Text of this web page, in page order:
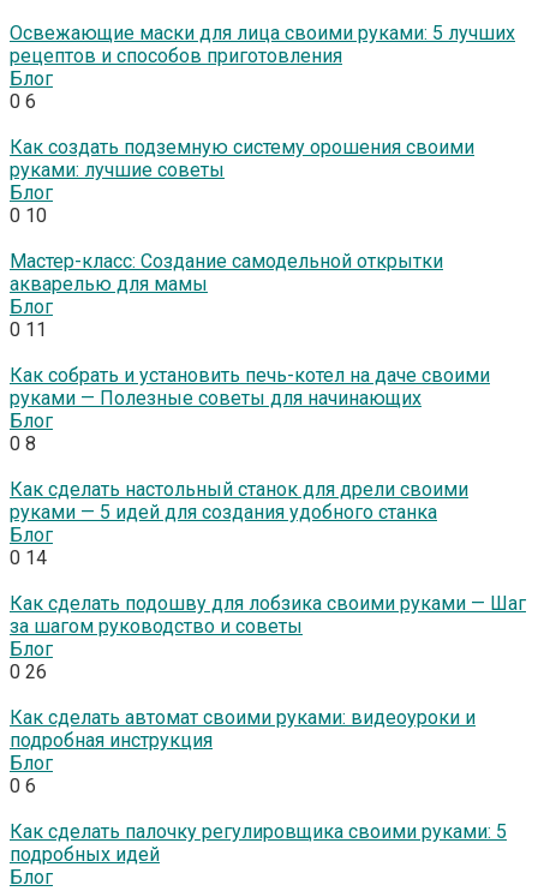
Освежающие маски для лица своими руками: 5 лучших
рецептов и способов приготовления
Блог
0 6
Как создать подземную систему орошения своими
руками: лучшие советы
Блог
0 10
Мастер-класс: Создание самодельной открытки
акварелью для мамы
Блог
0 11
Как собрать и установить печь-котел на даче своими
руками — Полезные советы для начинающих
Блог
0 8
Как сделать настольный станок для дрели своими
руками — 5 идей для создания удобного станка
Блог
0 14
Как сделать подошву для лобзика своими руками — Шаг
за шагом руководство и советы
Блог
0 26
Как сделать автомат своими руками: видеоуроки и
подробная инструкция
Блог
0 6
Как сделать палочку регулировщика своими руками: 5
подробных идей
Блог